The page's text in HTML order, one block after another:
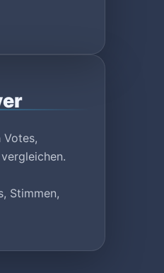
Votes,
Stimmen,